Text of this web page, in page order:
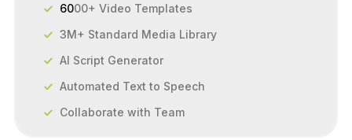
6000+ Video Templates
3M+ Standard Media Library
AI Script Generator
Automated Text to Speech
Collaborate with Team